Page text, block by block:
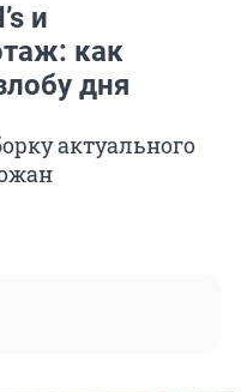
и
как
дня
актуального